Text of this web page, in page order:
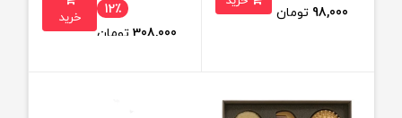
98,000 تومان
12٪
308,000تومان
خرید